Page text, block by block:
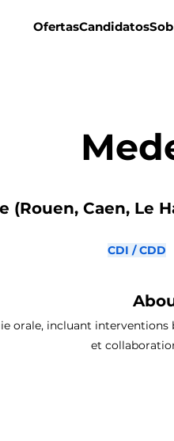
OfertasCandidatos
(Rouen, Caen, Le
CDI / CDD
orale, incluant
et